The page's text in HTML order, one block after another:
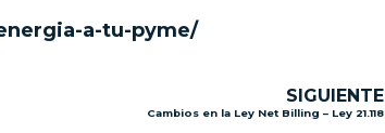
a-tu-pyme/
SIGUIENTE
Cambios en la Ley Net Billing – Ley 21.118